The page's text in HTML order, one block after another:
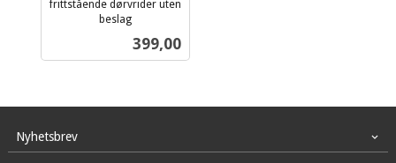
frittstående dørvrider uten
beslag
Pris
399,00
Nyhetsbrev